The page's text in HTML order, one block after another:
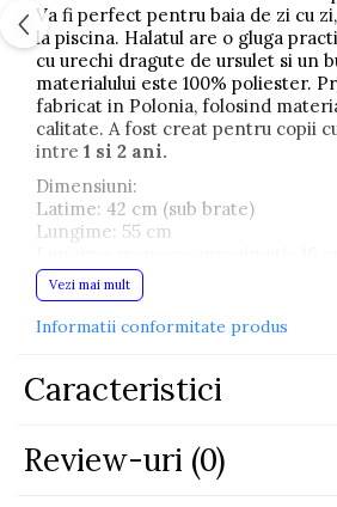
Va fi perfect pentru baia de zi cu
la piscina. Halatul are o gluga
cu urechi dragute de ursulet si un
materialului este 100% poliester.
fabricat in Polonia, folosind
calitate. A fost creat pentru copii
intre 1 si 2 ani.
Dimensiuni:
Latime: 42 cm (sub brate)
Lungime: 55 cm
Intretinere:
110°C, Nu folosi inalbitor, Nu
Compozitia materialului: 100%
GREUTATE CU AMBALAJ (KG): 0,43
INTERVAL DE VARSTA: de la 1 la 2
Vezi mai mult
Informatii conformitate produs
Caracteristici
Review-uri (0)